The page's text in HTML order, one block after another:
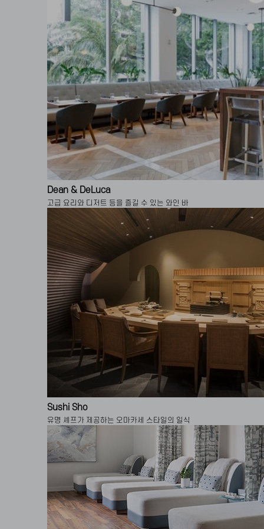
Dean & DeLuca
고급 요리와 디저트 등을 즐길 수 있는 와인 바
Sushi Sho
유명 셰프가 제공하는 오마카세 스타일의 일식